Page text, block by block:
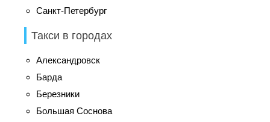
Санкт-Петербург
Такси в городах
Александровск
Барда
Березники
Большая Соснова